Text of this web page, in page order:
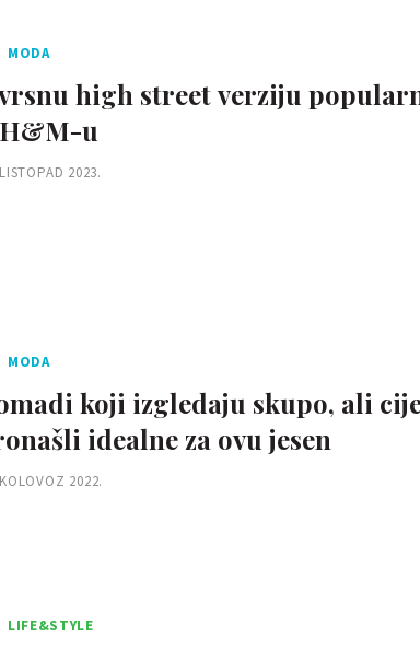
MODA
high street verziju
u
2023.
MODA
koji izgledaju skupo, ali
idealne za ovu jesen
2022.
LIFE&STYLE